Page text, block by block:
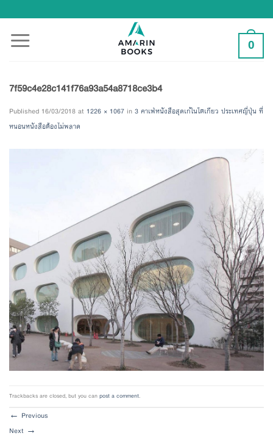
to
content
0
7f59c4e28c141f76a93a54a8718ce3b4
Published 16/03/2018 at 1226 × 1067 in 3 คาเฟ่หนังสือสุดเก๋ในโตเกียว ประเทศญี่ปุ่น ที่
หนอนหนังสือต้องไม่พลาด
Trackbacks are closed, but you canpost a comment.
← Previous
Next →